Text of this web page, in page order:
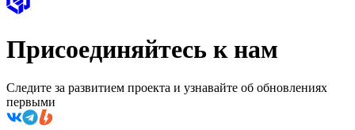
Присоединяйтесь к нам
Следите за развитием проекта и узнавайте об обновлениях
первыми